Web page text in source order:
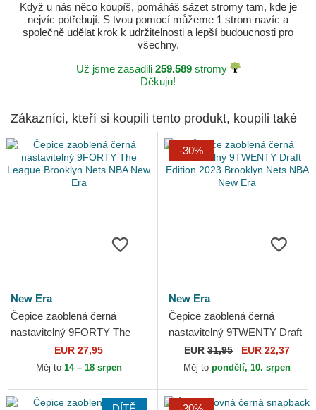
Když u nás něco koupíš, pomáháš sázet stromy tam, kde je
nejvíc potřebují. S tvou pomocí můžeme 1 strom navíc a
společně udělat krok k udržitelnosti a lepší budoucnosti pro
všechny.
Už jsme zasadili 259.589stromy
Děkuju!
Zákazníci, kteří si koupili tento produkt, koupili také
New Era
Čepice zaoblená černá
nastavitelný 9FORTY The
League Brooklyn Nets NBA
New Era
EUR 27,95
Měj to 14 – 18 srpen
-30%
New Era
Čepice zaoblená černá
nastavitelný 9TWENTY Draft
Edition 2023 Brooklyn Nets
NBA New Era
EUR 31,95 EUR 22,37
Měj to pondělí, 10. srpen